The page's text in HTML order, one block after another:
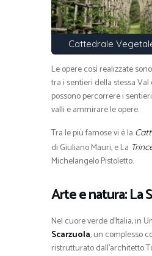
Cattedrale
Le opere così realizzate
tra i sentieri della stessa Val
possono percorrere i
valli e ammirare le opere.
Tra le più famose vi è la
di Giuliano Mauri, e La
Michelangelo Pistoletto.
Arte e natura: La
Nel cuore verde d’Italia, in
Scarzuola, un complesso
ristrutturato dall’architetto